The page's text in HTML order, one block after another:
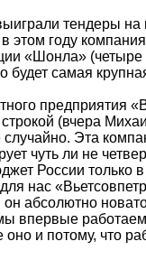
тендеры на
году
«Шонла»
будет самая
предприятия
(вчера
Эта
чуть ли не
России только
нас
абсолютно
впервые
и потому, что